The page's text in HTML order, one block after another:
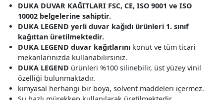
DUKA DUVAR KAĞITLARI FSC, CE, ISO 9001 ve ISO
10002 belgelerine sahiptir.
DUKA LEGEND yerli duvar kağıdı ürünleri 1. sınıf
kağıttan üretilmektedir.
DUKA LEGEND duvar kağıtlarını konut ve tüm ticari
mekanlarınızda kullanabilirsiniz.
DUKA LEGEND ürünleri %100 silinebilir, üst yüzey vinil
özelliği bulunmaktadır.
kimyasal herhangi bir boya, solvent maddeleri içermez.